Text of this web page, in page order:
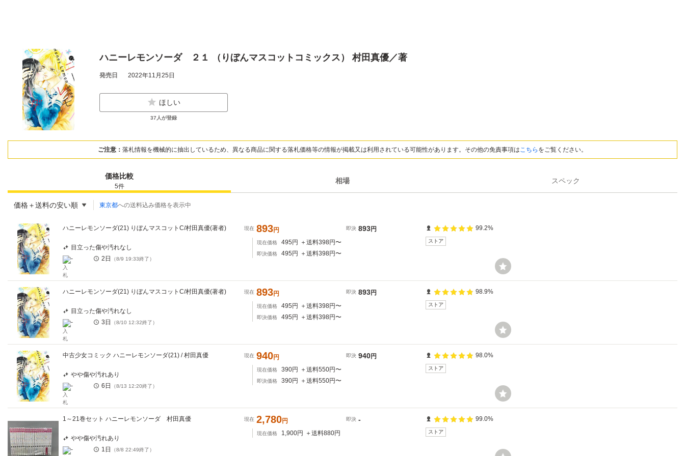
ハニーレモンソーダ ２１ （りぼんマスコットコミックス） 村田真優／著
発売日 2022年11月25日
ほしい
37 人が登録
ご注意： 落札情報を機械的に抽出しているため、異なる商品に関する落札価格等の情報が掲載又は利用されている可能性があります。その他の免責事項はこちら をご覧ください。
価格比較
5件
相場 スペック
価格＋送料の安い順 東京都への送料込み価格を表示中
ハニーレモンソーダ(21) りぼんマスコットC/村田真優(著者) 現在 893円 即決 893円
現在価格 495 円 ＋送料398円〜
即決価格 495 円 ＋送料398円〜
目立った傷や汚れなし
-
2日 （8/9 19:33終了）
99.2%
ストア
ハニーレモンソーダ(21) りぼんマスコットC/村田真優(著者) 現在 893円 即決 893円
現在価格 495 円 ＋送料398円〜
即決価格 495 円 ＋送料398円〜
目立った傷や汚れなし
-
3日 （8/10 12:32終了）
98.9%
ストア
中古少女コミック ハニーレモンソーダ(21) / 村田真優 現在 940円 即決 940円
現在価格 390円 ＋送料550円〜
即決価格 390円 ＋送料550円〜
やや傷や汚れあり
-
6日 （8/13 12:20終了）
98.0%
ストア
1～21巻セット ハニーレモンソーダ 村田真優 現在 2,780円 即決 -
現在価格 1,900円 ＋送料880円
やや傷や汚れあり
-
1日 （8/8 22:49終了）
99.0%
ストア